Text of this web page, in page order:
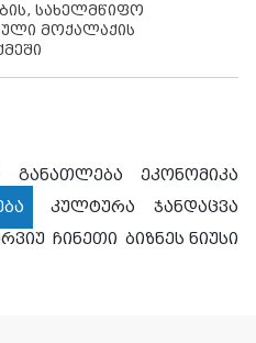
სახელმწიფო
მოქალაქის
განათლება
ეკონომიკა
კულტურა
ჯანდაცვა
ჩინეთი ბიზნეს ნიუსი